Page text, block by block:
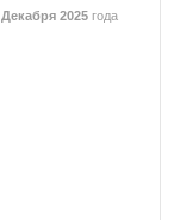
Декабря 2025 года